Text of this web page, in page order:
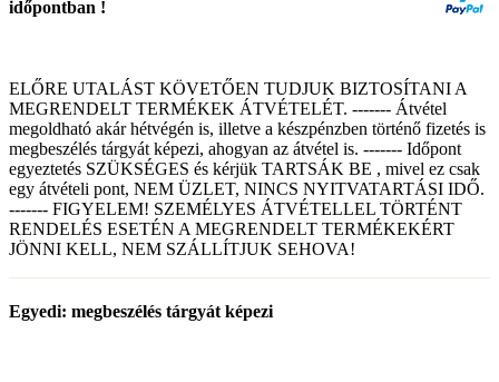
időpontban !
ELŐRE UTALÁST KÖVETŐEN TUDJUK BIZTOSÍTANI A
MEGRENDELT TERMÉKEK ÁTVÉTELÉT. ------- Átvétel
megoldható akár hétvégén is, illetve a készpénzben történő fizetés is
megbeszélés tárgyát képezi, ahogyan az átvétel is. ------- Időpont
egyeztetés SZÜKSÉGES és kérjük TARTSÁK BE , mivel ez csak
egy átvételi pont, NEM ÜZLET, NINCS NYITVATARTÁSI IDŐ.
------- FIGYELEM! SZEMÉLYES ÁTVÉTELLEL TÖRTÉNT
RENDELÉS ESETÉN A MEGRENDELT TERMÉKEKÉRT
JÖNNI KELL, NEM SZÁLLÍTJUK SEHOVA!
Egyedi: megbeszélés tárgyát képezi